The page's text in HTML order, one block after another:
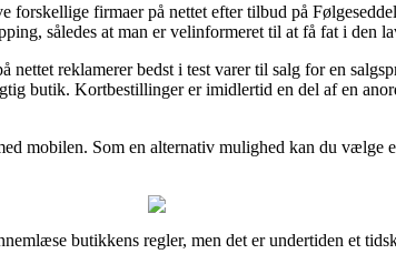
forskellige firmaer på nettet efter tilbud på
således at man er velinformeret til at få fat i den
reklamerer bedst i test varer til salg for en
butik. Kortbestillinger er imidlertid en del af en
mobilen. Som en alternativ mulighed kan du vælge
butikkens regler, men det er undertiden et